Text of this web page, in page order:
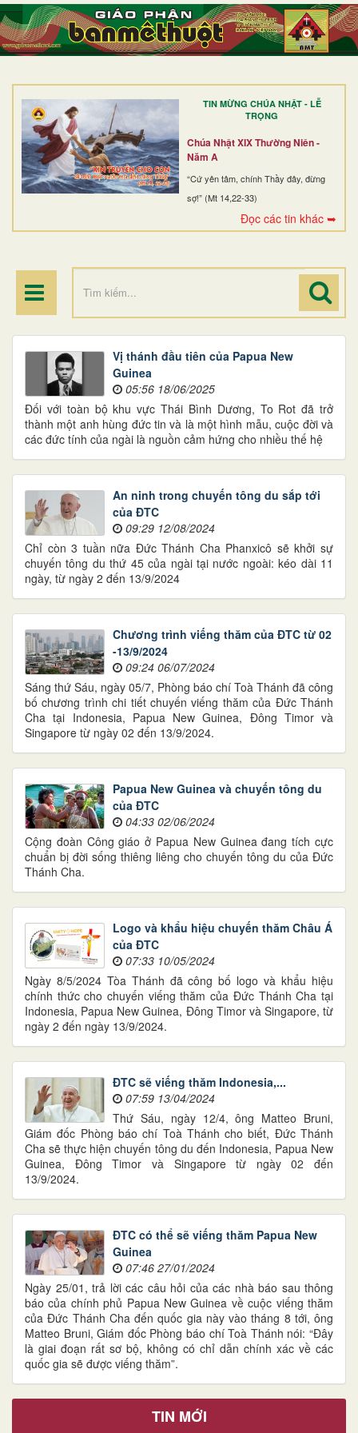
TIN MỪNG CHÚA NHẬT - LỄ
TRỌNG
Chúa Nhật XIX Thường Niên -
Năm A
“Cứ yên tâm, chính Thầy đây, đừng
sợ!” (Mt 14,22-33)
Đọc các tin khác ➥
TRANG NHẤT
GIỚI THIỆU
DÒNG TU
BAN MỤC VỤ
ĐOÀN THỂ CG
ĐIỂM HÀNH HƯƠNG
Vị thánh đầu tiên của Papua New
Guinea
05:56 18/06/2025
Đối với toàn bộ khu vực Thái Bình Dương, To Rot đã trở
thành một anh hùng đức tin và là một hình mẫu, cuộc đời và
các đức tính của ngài là nguồn cảm hứng cho nhiều thế hệ
An ninh trong chuyến tông du sắp tới
của ĐTC
09:29 12/08/2024
Chỉ còn 3 tuần nữa Đức Thánh Cha Phanxicô sẽ khởi sự
chuyến tông du thứ 45 của ngài tại nước ngoài: kéo dài 11
ngày, từ ngày 2 đến 13/9/2024
Chương trình viếng thăm của ĐTC từ 02
-13/9/2024
09:24 06/07/2024
Sáng thứ Sáu, ngày 05/7, Phòng báo chí Toà Thánh đã công
bố chương trình chi tiết chuyến viếng thăm của Đức Thánh
Cha tại Indonesia, Papua New Guinea, Đông Timor và
Singapore từ ngày 02 đến 13/9/2024.
Papua New Guinea và chuyến tông du
của ĐTC
04:33 02/06/2024
Cộng đoàn Công giáo ở Papua New Guinea đang tích cực
chuẩn bị đời sống thiêng liêng cho chuyến tông du của Đức
Thánh Cha.
Logo và khẩu hiệu chuyến thăm Châu Á
của ĐTC
07:33 10/05/2024
Ngày 8/5/2024 Tòa Thánh đã công bố logo và khẩu hiệu
chính thức cho chuyến viếng thăm của Đức Thánh Cha tại
Indonesia, Papua New Guinea, Đông Timor và Singapore, từ
ngày 2 đến ngày 13/9/2024.
ĐTC sẽ viếng thăm Indonesia,...
07:59 13/04/2024
Thứ Sáu, ngày 12/4, ông Matteo Bruni,
Giám đốc Phòng báo chí Toà Thánh cho biết, Đức Thánh
Cha sẽ thực hiện chuyến tông du đến Indonesia, Papua New
Guinea, Đông Timor và Singapore từ ngày 02 đến
13/9/2024.
ĐTC có thể sẽ viếng thăm Papua New
Guinea
07:46 27/01/2024
Ngày 25/01, trả lời các câu hỏi của các nhà báo sau thông
báo của chính phủ Papua New Guinea về cuộc viếng thăm
của Đức Thánh Cha đến quốc gia này vào tháng 8 tới, ông
Matteo Bruni, Giám đốc Phòng báo chí Toà Thánh nói: “Đây
là giai đoạn rất sơ bộ, không có chỉ dẫn chính xác về các
quốc gia sẽ được viếng thăm”.
TIN MỚI